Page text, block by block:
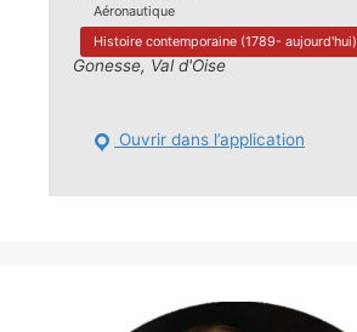
Aéronautique
Histoire contemporaine (1789- aujourd'hui)
Gonesse, Val d'Oise
Ouvrir dans l’application